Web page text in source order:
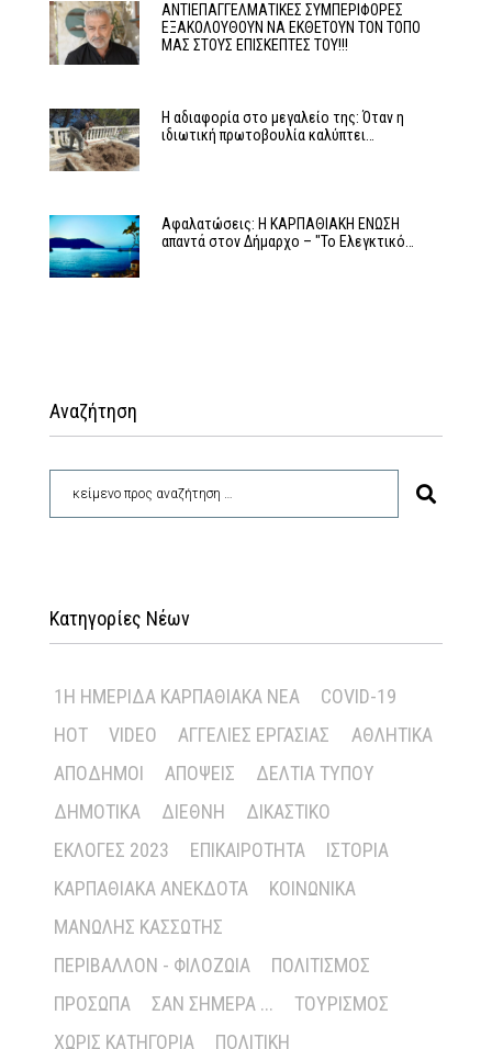
ΑΝΤΙΕΠΑΓΓΕΛΜΑΤΙΚΕΣ ΣΥΜΠΕΡΙΦΟΡΕΣ
ΕΞΑΚΟΛΟΥΘΟΥΝ ΝΑ ΕΚΘΕΤΟΥΝ ΤΟΝ ΤΟΠΟ
ΜΑΣ ΣΤΟΥΣ ΕΠΙΣΚΕΠΤΕΣ ΤΟΥ!!!
Η αδιαφορία στο μεγαλείο της: Όταν η
ιδιωτική πρωτοβουλία καλύπτει…
Αφαλατώσεις: Η ΚΑΡΠΑΘΙΑΚΗ ΕΝΩΣΗ
απαντά στον Δήμαρχο – "Το Ελεγκτικό…
Αναζήτηση
Κατηγορίες Νέων
1Η ΗΜΕΡΊΔΑ ΚΑΡΠΑΘΙΑΚΆ ΝΈΑ
COVID-19
HOT
VIDEO ΑΓΓΕΛΊΕΣ ΕΡΓΑΣΊΑΣ
ΑΘΛΗΤΙΚΆ
ΑΠΌΔΗΜΟΙ
ΑΠΌΨΕΙΣ
ΔΕΛΤΊΑ ΤΎΠΟΥ
ΔΗΜΟΤΙΚΆ
ΔΙΕΘΝΉ
ΔΙΚΑΣΤΙΚΌ
ΕΚΛΟΓΈΣ 2023
ΕΠΙΚΑΙΡΌΤΗΤΑ
ΙΣΤΟΡΊΑ
ΚΑΡΠΑΘΙΑΚΆ ΑΝΈΚΔΟΤΑ
ΚΟΙΝΩΝΙΚΆ
ΜΑΝΏΛΗΣ ΚΑΣΣΏΤΗΣ
ΠΕΡΙΒΆΛΛΟΝ - ΦΙΛΟΖΩΊΑ
ΠΟΛΙΤΙΣΜΌΣ
ΠΡΌΣΩΠΑ
ΣΑΝ ΣΉΜΕΡΑ ...
ΤΟΥΡΙΣΜΌΣ
ΧΩΡΊΣ ΚΑΤΗΓΟΡΊΑ
ΠΟΛΙΤΙΚΉ